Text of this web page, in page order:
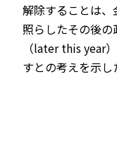
解除することは
照らしたその後
（later this year
すとの考えを示し